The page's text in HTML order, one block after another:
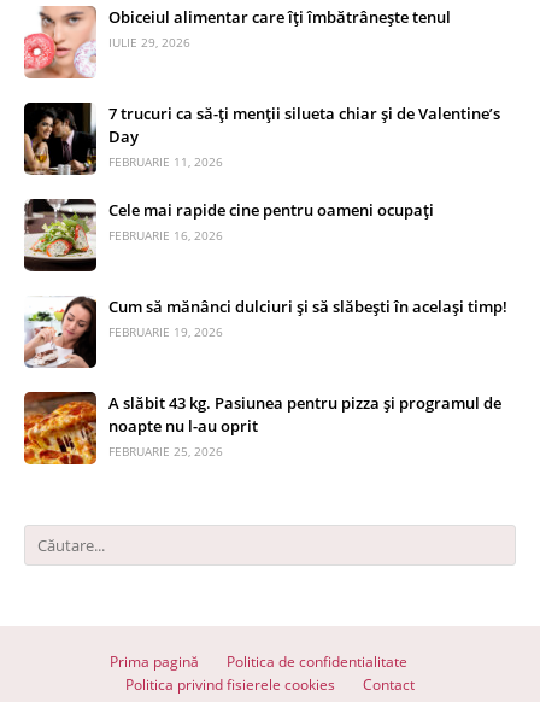
Obiceiul alimentar care îți îmbătrânește tenul
IULIE 29, 2026
7 trucuri ca să-ți menții silueta chiar și de Valentine’s
Day
FEBRUARIE 11, 2026
Cele mai rapide cine pentru oameni ocupați
FEBRUARIE 16, 2026
Cum să mănânci dulciuri și să slăbești în același timp!
FEBRUARIE 19, 2026
A slăbit 43 kg. Pasiunea pentru pizza și programul de
noapte nu l-au oprit
FEBRUARIE 25, 2026
Prima pagină
Politica de confidentialitate
Politica privind fisierele cookies
Contact